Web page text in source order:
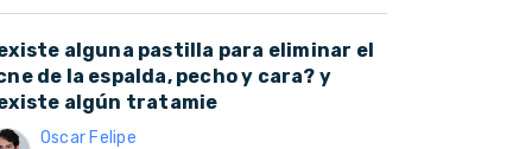
alguna pastilla para eliminar el
de la espalda, pecho y cara? y
algún tratamie
Oscar Felipe